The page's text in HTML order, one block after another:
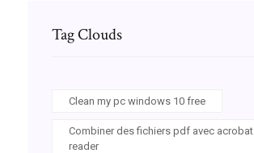
Tag Clouds
Clean my pc windows 10 free
Combiner des fichiers pdf avec acrobat
reader